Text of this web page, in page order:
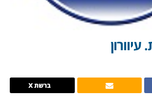
ברשת X